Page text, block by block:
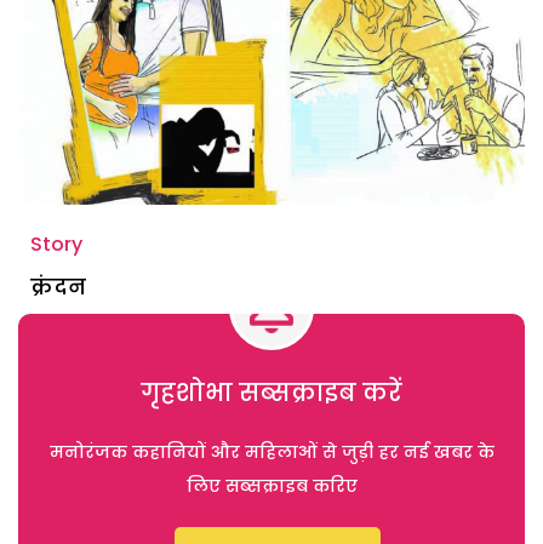
Story
क्रंदन
गृहशोभा सब्सक्राइब करें
मनोरंजक कहानियों और महिलाओं से जुड़ी हर नई खबर के
लिए सब्सक्राइब करिए